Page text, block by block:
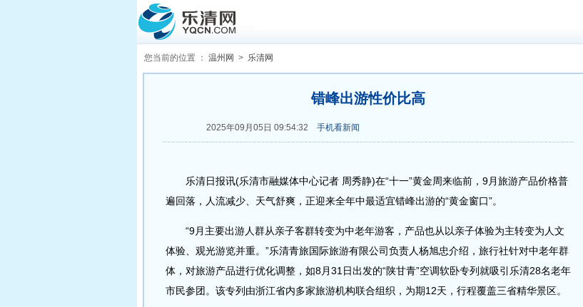
您当前的位置 ： 温州网 > 乐清网
错峰出游性价比高
2025年09月05日 09:54:32 手机看新闻
乐清日报讯(乐清市融媒体中心记者 周秀静)在“十一”黄金周来临前，9月旅游产品价格普
遍回落，人流减少、天气舒爽，正迎来全年中最适宜错峰出游的“黄金窗口”。
“9月主要出游人群从亲子客群转变为中老年游客，产品也从以亲子体验为主转变为人文
体验、观光游览并重。”乐清青旅国际旅游有限公司负责人杨旭忠介绍，旅行社针对中老年群
体，对旅游产品进行优化调整，如8月31日出发的“陕甘青”空调软卧专列就吸引乐清28名老年
市民参团。该专列由浙江省内多家旅游机构联合组织，为期12天，行程覆盖三省精华景区。